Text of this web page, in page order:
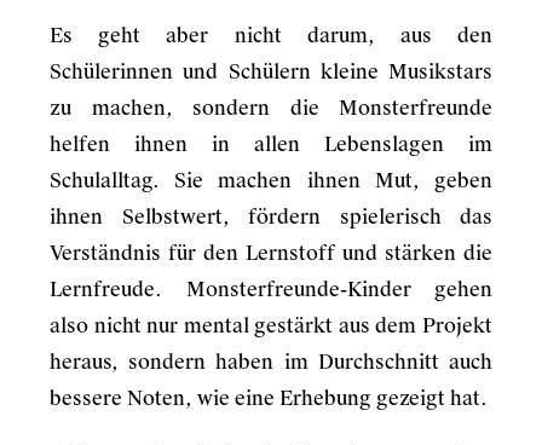
Es geht aber nicht darum, aus den
Schülerinnen und Schülern kleine Musikstars
zu machen, sondern die Monsterfreunde
helfen ihnen in allen Lebenslagen im
Schulalltag. Sie machen ihnen Mut, geben
ihnen Selbstwert, fördern spielerisch das
Verständnis für den Lernstoff und stärken die
Lernfreude. Monsterfreunde-Kinder gehen
also nicht nur mental gestärkt aus dem Projekt
heraus, sondern haben im Durchschnitt auch
bessere Noten, wie eine Erhebung gezeigt hat.